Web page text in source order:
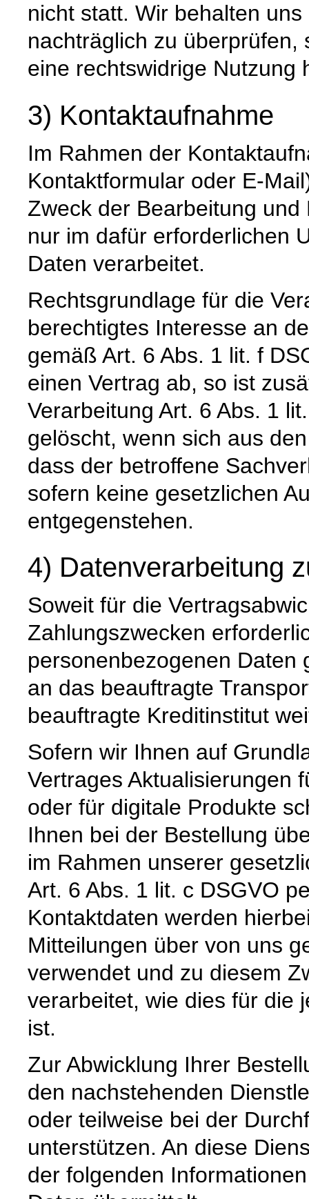
nicht statt. Wir behalten
nachträglich zu überprüfen,
eine rechtswidrige Nutzung
3) Kontaktaufnahme
Im Rahmen der
Kontaktformular oder E-
Zweck der Bearbeitung
nur im dafür erforderlichen
Daten verarbeitet.
Rechtsgrundlage für die
berechtigtes Interesse an
gemäß Art. 6 Abs. 1 lit. f
einen Vertrag ab, so ist
Verarbeitung Art. 6 Abs. 1
gelöscht, wenn sich aus
dass der betroffene
sofern keine gesetzlichen
entgegenstehen.
4) Datenverarbeitung
Soweit für die
Zahlungszwecken
personenbezogenen Daten
an das beauftragte
beauftragte Kreditinstitut
Sofern wir Ihnen auf
Vertrages Aktualisierungen
oder für digitale Produkte
Ihnen bei der Bestellung
im Rahmen unserer
Art. 6 Abs. 1 lit. c DSGVO
Kontaktdaten werden
Mitteilungen über von uns
verwendet und zu diesem
verarbeitet, wie dies für die
ist.
Zur Abwicklung Ihrer
den nachstehenden
oder teilweise bei der
unterstützen. An diese
der folgenden